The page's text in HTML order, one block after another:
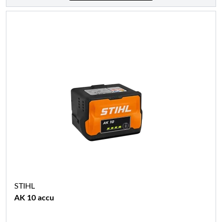
STIHL
AK 10 accu